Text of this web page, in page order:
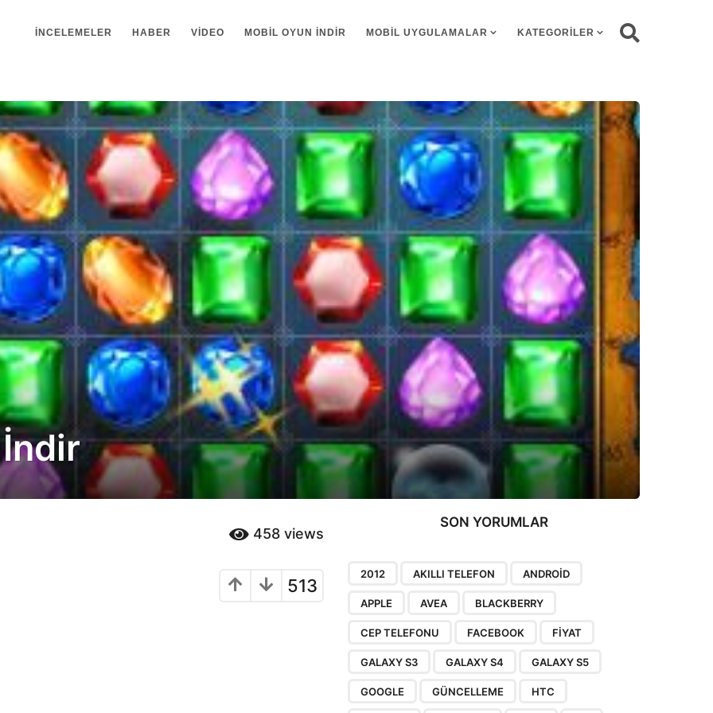
İNCELEMELER HABER VIDEO MOBIL OYUN INDIR MOBIL UYGULAMALAR KATEGORILER
458 views
513
SON YORUMLAR
2012 AKILLI TELEFON ANDROID
APPLE AVEA BLACKBERRY
CEP TELEFONU FACEBOOK FIYAT
GALAXY S3 GALAXY S4 GALAXY S5
GOOGLE GÜNCELLEME HTC